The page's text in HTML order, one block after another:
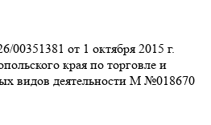
от 1 октября 2015 г.
края по торговле и
видов деятельности М №018670